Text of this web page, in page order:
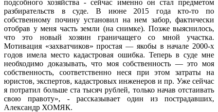
подсобного хозяйства - сейчас именно он стал предметом
разбирательств в суде. В июне 2015 года кто-то по
собственному почину установил на нем забор, фактически
отобрав у меня часть земли (на снимке). Позже выяснилось,
что это новый хозяин граничащего со мной участка.
Мотивация «захватчиков» простая — якобы в начале 2000-х
годов имела место кадастровая ошибка. Теперь в суде мне
необходимо доказывать, что моя собственность — это моя
собственность, соответственно неся при этом затраты на
юристов, экспертов, кадастровых инженеров и пр. Уже сейчас
я потратил больше ста тысяч рублей, только начав отстаивать
свою правоту», - рассказывает один из пострадавших,
Александр ХОМЯК.